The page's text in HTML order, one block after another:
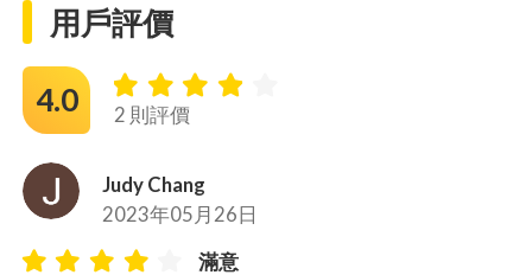
用戶評價
4.0 2 則評價
Judy Chang
2023年05月26日
滿意